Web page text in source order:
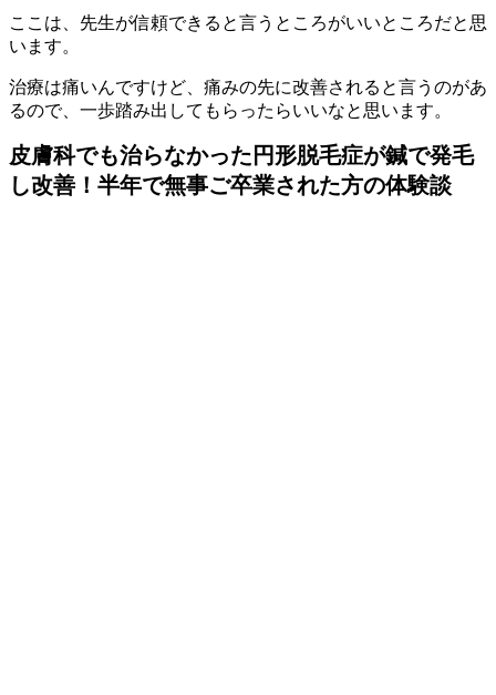
ここは、先生が信頼できると言うところがいいところだと思
います。
治療は痛いんですけど、痛みの先に改善されると言うのがあ
るので、一歩踏み出してもらったらいいなと思います。
皮膚科でも治らなかった円形脱毛症が鍼で発毛
し改善！半年で無事ご卒業された方の体験談